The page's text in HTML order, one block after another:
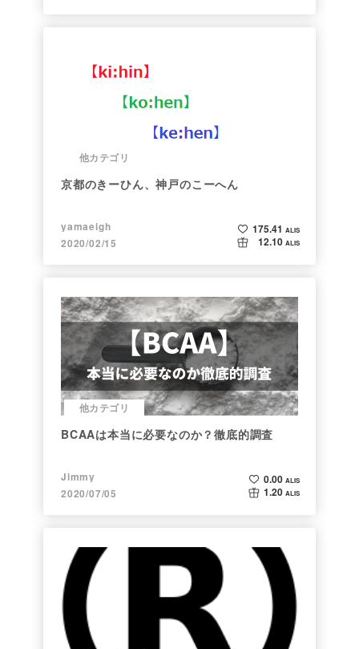
他カテゴリ
京都のきーひん、神戸のこーへん
yamaeigh
2020/02/15
175.41 ALIS
12.10 ALIS
他カテゴリ
BCAAは本当に必要なのか？徹底的調査
Jimmy
2020/07/05
0.00 ALIS
1.20 ALIS